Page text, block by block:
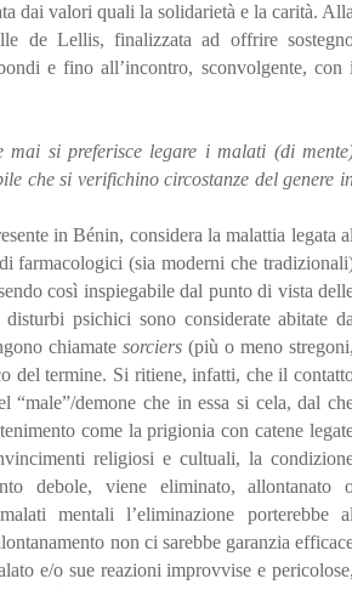
dai valori quali la solidarietà e la carità. Alla
de Lellis, finalizzata ad offrire
e fino all’incontro, sconvolgente, con i
si preferisce legare i malati (di
che si verifichino circostanze del genere
in Bénin, considera la malattia legata al
farmacologici (sia moderni che
così inspiegabile dal punto di vista
psichici sono considerate abitate da
chiamate sorciers (più o meno stregoni,
del termine. Si ritiene, infatti, che il
“male”/demone che in essa si cela, dal
come la prigionia con catene
religiosi e cultuali, la
debole, viene eliminato, allontanato
mentali l’eliminazione porterebbe al
non ci sarebbe garanzia
e/o sue reazioni improvvise e pericolose,